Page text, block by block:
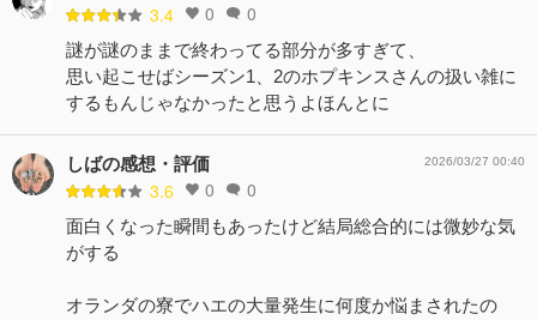
3.4 0 0
謎が謎のままで終わってる部分が多すぎて、
思い起こせばシーズン1、2のホプキンスさんの扱い雑に
するもんじゃなかったと思うよほんとに
しばの感想・評価
3.6 0 0
2026/03/27 00:40
面白くなった瞬間もあったけど結局総合的には微妙な気
がする
オランダの寮でハエの大量発生に何度か悩まされたの